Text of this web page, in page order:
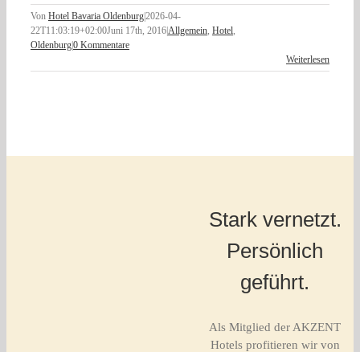
Von Hotel Bavaria Oldenburg2026-04-
22T11:03:19+02:00Juni 17th, 2016Allgemein, Hotel,
Oldenburg0 Kommentare
Weiterlesen
Stark vernetzt.
Persönlich
geführt.
Als Mitglied der AKZENT
Hotels profitieren wir von